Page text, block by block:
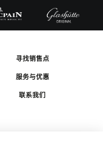
寻找销售点
服务与优惠
联系我们